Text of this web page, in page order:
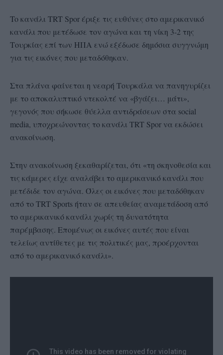
To κανάλι TRT Spor έριξε τις ευθύνες στο αμερικανικό
κανάλι που μετέδωσε τον αγώνα και τη νίκη 3-2 της
Τουρκίας επί των ΗΠΑ ενώ εξέδωσε δημόσια συγγνώμη
για τις εικόνες που μεταδόθηκαν.
Στα πλάνα φαίνεται η νεαρή Τουρκάλα να πανηγυρίζει
με το αποκαλυπτικό ντεκολτέ να «βγάζει… μάτι»,
γεγονός που σήκωσε θύελλα αντιδράσεων στα social
media, υποχρεώνοντας το κανάλι TRT Spor να εκδώσει
ανακοίνωση.
Στην ανακοίνωση ξεκαθαρίζεται, ότι «τη σκηνοθεσία και
τις κάμερες είχε αναλάβει το αμερικανικό κανάλι που
μετέδιδε τον αγώνα. Όλες οι εικόνες που μεταδόθηκαν
από το TRT Sports ήταν σε απευθείας αναμετάδοση από
το αμερικανικό κανάλι χωρίς τη δυνατότητα
παρέμβασης. Επομένως οι εικόνες αυτές που είναι
τελείως αντίθετες με τις πολιτικές μας, προέρχονται
από το αμερικανικό κανάλι».